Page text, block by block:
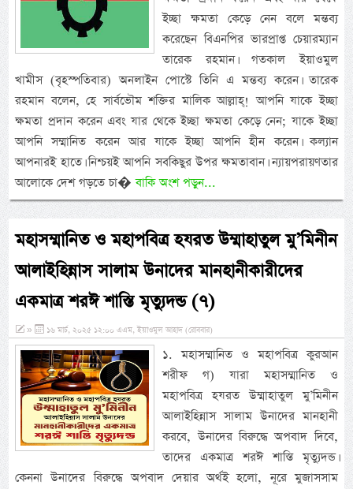
ইচ্ছা ক্ষমতা কেড়ে নেন বলে মন্তব্য
করেছেন বিএনপির ভারপ্রাপ্ত চেয়ারম্যান
তারেক রহমান। গতকাল ইয়াওমুল
খামীস (বৃহস্পতিবার) অনলাইন পোস্টে তিনি এ মন্তব্য করেন। তারেক
রহমান বলেন, হে সার্বভৌম শক্তির মালিক আল্লাহ্‌! আপনি যাকে ইচ্ছা
ক্ষমতা প্রদান করেন এবং যার থেকে ইচ্ছা ক্ষমতা কেড়ে নেন; যাকে ইচ্ছা
আপনি সম্মানিত করেন আর যাকে ইচ্ছা আপনি হীন করেন। কল্যান
আপনারই হাতে। নিশ্চয়ই আপনি সবকিছুর উপর ক্ষমতাবান। ন্যায়পরায়ণতার
আলোকে দেশ গড়তে চা�বাকি অংশ পড়ুন...
মহাসম্মানিত ও মহাপবিত্র হযরত উম্মাহাতুল মু’মিনীন
আলাইহিন্নাস সালাম উনাদের মানহানীকারীদের
একমাত্র শরঈ শাস্তি মৃত্যুদন্ড (৭)
» ১৬ মার্চ, ২০২৫ ১২:০০ এএম, ইয়াওমুল আহাদ (রোববার)
১. মহাসম্মানিত ও মহাপবিত্র কুরআন
শরীফ গ) যারা মহাসম্মানিত ও
মহাপবিত্র হযরত উম্মাহাতুল মু’মিনীন
আলাইহিন্নাস সালাম উনাদের মানহানী
করবে, উনাদের বিরুদ্ধে অপবাদ দিবে,
তাদের একমাত্র শরঈ শাস্তি মৃত্যুদন্ড।
কেননা উনাদের বিরুদ্ধে অপবাদ দেয়ার অর্থই হলো, নূরে মুজাসসাম